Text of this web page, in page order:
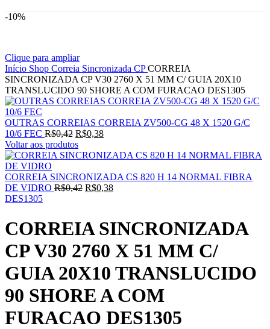
-10%
Clique para ampliar
Início Shop Correia Sincronizada CPCORREIA
SINCRONIZADA CP V30 2760 X 51 MM C/ GUIA 20X10
TRANSLUCIDO 90 SHORE A COM FURACAO DES1305
OUTRAS CORREIAS CORREIA ZV500-CG 48 X 1520 G/C
10/6 FEC R$0,42 R$0,38
Voltar aos produtos
CORREIA SINCRONIZADA CS 820 H 14 NORMAL FIBRA
DE VIDRO R$0,42 R$0,38
DES1305
CORREIA SINCRONIZADA
CP V30 2760 X 51 MM C/
GUIA 20X10 TRANSLUCIDO
90 SHORE A COM
FURACAO DES1305